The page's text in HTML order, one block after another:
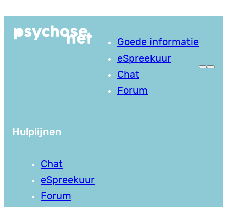
naar
Goede informatie
eSpreekuur
Chat
Forum
Hulplijnen
Chat
eSpreekuur
Forum